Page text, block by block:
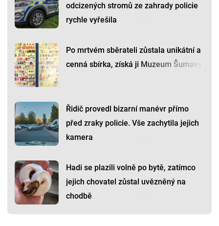
odcizených stromů ze zahrady policie
rychle vyřešila
Po mrtvém sběrateli zůstala unikátní a
cenná sbírka, získá ji Muzeum Šumavy
Řidič provedl bizarní manévr přímo
před zraky policie. Vše zachytila jejich
kamera
Hadi se plazili volně po bytě, zatímco
jejich chovatel zůstal uvězněný na
chodbě